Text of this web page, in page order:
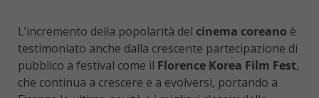
L’incremento della popolarità del cinema coreano è
testimoniato anche dalla crescente partecipazione di
pubblico a festival come il Florence Korea Film Fest,
che continua a crescere e a evolversi, portando a